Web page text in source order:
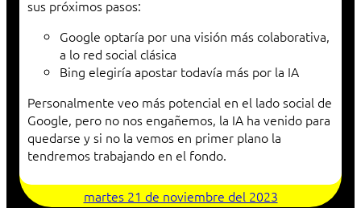
sus próximos pasos:
Google optaría por una visión más colaborativa,
a lo red social clásica
Bing elegiría apostar todavía más por la IA
Personalmente veo más potencial en el lado social de
Google, pero no nos engañemos, la IA ha venido para
quedarse y si no la vemos en primer plano la
tendremos trabajando en el fondo.
martes 21 de noviembre del 2023